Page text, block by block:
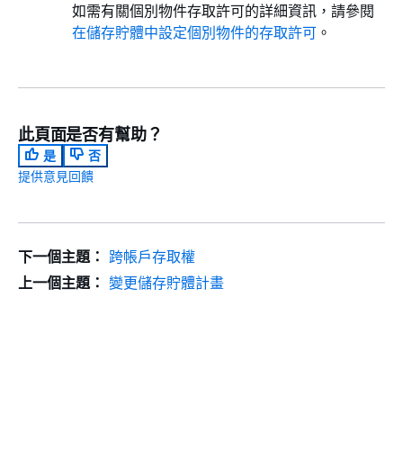
如需有關個別物件存取許可的詳細資訊，請參閱
在儲存貯體中設定個別物件的存取許可 。
此頁面是否有幫助？
是
否
提供意見回饋
下一個主題： 跨帳戶存取權
上一個主題： 變更儲存貯體計畫